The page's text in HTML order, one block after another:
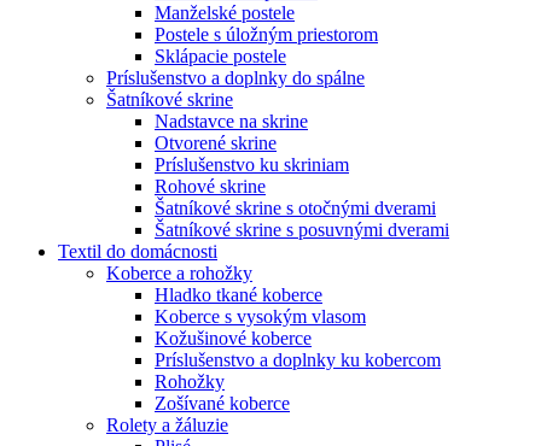
Manželské postele
Postele s úložným priestorom
Sklápacie postele
Príslušenstvo a doplnky do spálne
Šatníkové skrine
Nadstavce na skrine
Otvorené skrine
Príslušenstvo ku skriniam
Rohové skrine
Šatníkové skrine s otočnými dverami
Šatníkové skrine s posuvnými dverami
Textil do domácnosti
Koberce a rohožky
Hladko tkané koberce
Koberce s vysokým vlasom
Kožušinové koberce
Príslušenstvo a doplnky ku kobercom
Rohožky
Zošívané koberce
Rolety a žáluzie